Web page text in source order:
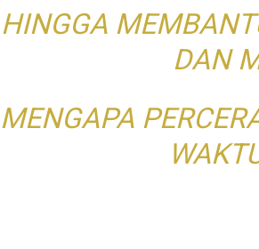
HINGGA
DAN
MENGAPA